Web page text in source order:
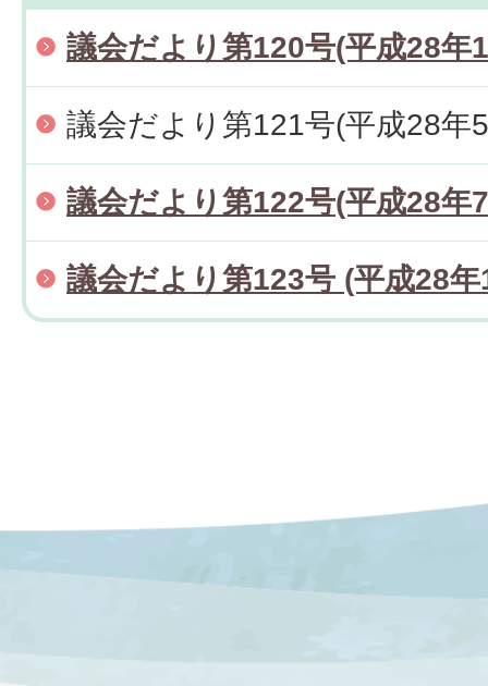
議会だより第120号(平成28年
議会だより第121号(平成28年
議会だより第122号(平成28年
議会だより第123号 (平成28